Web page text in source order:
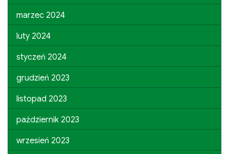
marzec 2024
luty 2024
styczeń 2024
grudzień 2023
listopad 2023
październik 2023
wrzesień 2023